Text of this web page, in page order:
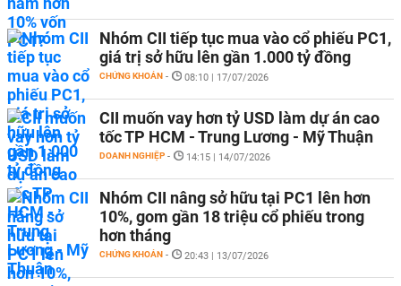
Nhóm CII tiếp tục mua vào cổ phiếu PC1,
giá trị sở hữu lên gần 1.000 tỷ đồng
CHỨNG KHOÁN - 08:10 | 17/07/2026
CII muốn vay hơn tỷ USD làm dự án cao
tốc TP HCM - Trung Lương - Mỹ Thuận
DOANH NGHIỆP - 14:15 | 14/07/2026
Nhóm CII nâng sở hữu tại PC1 lên hơn
10%, gom gần 18 triệu cổ phiếu trong
hơn tháng
CHỨNG KHOÁN - 20:43 | 13/07/2026